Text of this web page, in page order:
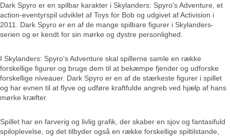
Dark Spyro er en spilbar karakter i Skylanders: Spyro's Adventure, et
action-eventyrspil udviklet af Toys for Bob og udgivet af Activision i
2011. Dark Spyro er en af de mange spilbare figurer i Skylanders-
serien og er kendt for sin mørke og dystre personlighed.
I Skylanders: Spyro's Adventure skal spillerne samle en række
forskellige figurer og bruge dem til at bekæmpe fjender og udforske
forskellige niveauer. Dark Spyro er en af de stærkeste figurer i spillet
og har evnen til at flyve og udføre kraftfulde angreb ved hjælp af hans
mørke kræfter.
Spillet har en farverig og livlig grafik, der skaber en sjov og fantasifuld
spiloplevelse, og det tilbyder også en række forskellige spiltilstande,